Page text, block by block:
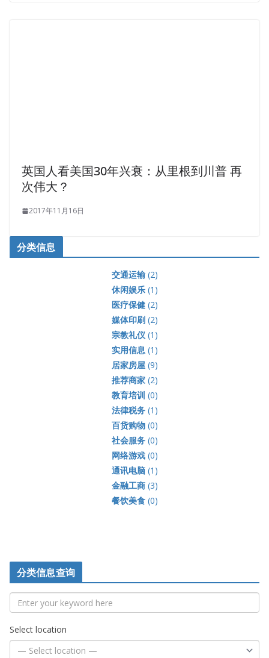
英国人看美国30年兴衰：从里根到川普 再
次伟大？
2017年11月16日
分类信息
交通运输(2)
休闲娱乐(1)
医疗保健(2)
媒体印刷(2)
宗教礼仪(1)
实用信息(1)
居家房屋(9)
推荐商家(2)
教育培训 (0)
法律税务(1)
百货购物(0)
社会服务(0)
网络游戏(0)
通讯电脑(1)
金融工商(3)
餐饮美食(0)
分类信息查询
Select location